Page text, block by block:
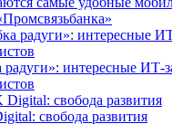
радуги»: интересные ИТ-
свобода развития